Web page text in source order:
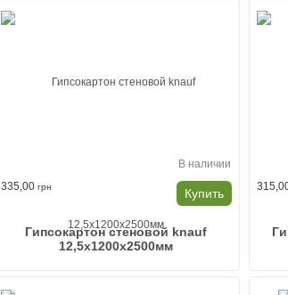
В наличии
335,00 грн Купить
Гипсокартон стеновой knauf
12,5x1200x2500мм